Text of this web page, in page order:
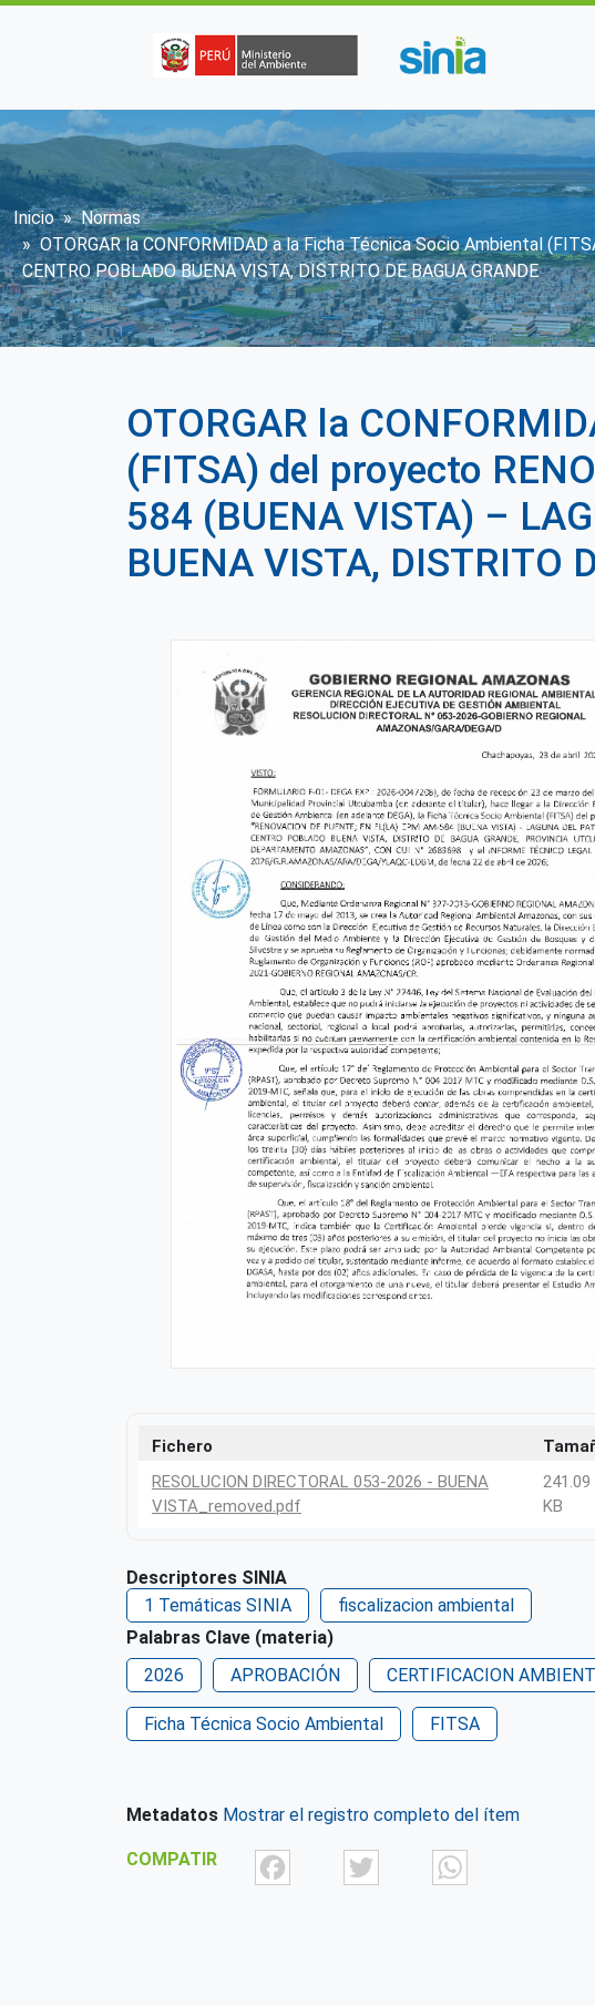
Sobrescribir enlaces de ayuda a la
Inicio
Normas
OTORGAR la CONFORMIDAD a la Ficha Técnica Socio Ambiental
CENTRO POBLADO BUENA VISTA, DISTRITO DE BAGUA GRANDE
OTORGAR la
(FITSA) del proyecto
584 (BUENA VISTA) –
BUENA VISTA, DISTRITO
Fichero
RESOLUCION DIRECTORAL 053-2026 - BUENA
VISTA_removed.pdf
241.09
KB
Descriptores SINIA
1 Temáticas SINIA
fiscalizacion ambiental
Palabras Clave (materia)
2026
APROBACIÓN CERTIFICACION
Ficha Técnica Socio Ambiental FITSA
Metadatos Mostrar el registro completo del ítem
COMPATIR FacebookTwitter